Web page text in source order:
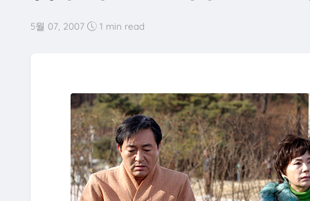
5월 07, 2007 1 min read